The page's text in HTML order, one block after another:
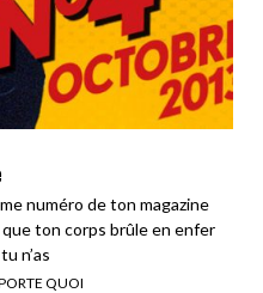
numéro de ton magazine
que ton corps brûle en enfer
n’as
QUOI